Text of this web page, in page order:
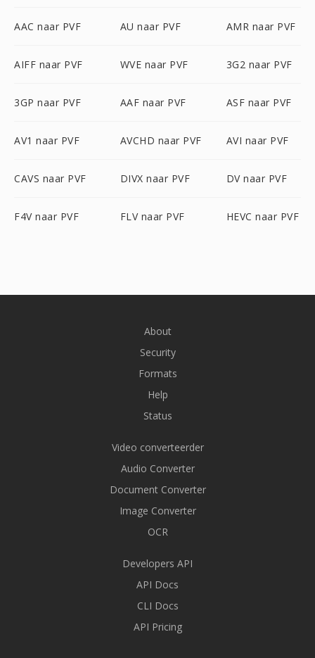
AAC naar PVF AU naar PVF AMR naar PVF
AIFF naar PVF WVE naar PVF 3G2 naar PVF
3GP naar PVF AAF naar PVF ASF naar PVF
AV1 naar PVF AVCHD naar PVF AVI naar PVF
CAVS naar PVF DIVX naar PVF DV naar PVF
F4V naar PVF FLV naar PVF HEVC naar PVF
About
Security
Formats
Help
Status
Video converteerder
Audio Converter
Document Converter
Image Converter
OCR
Developers API
API Docs
CLI Docs
API Pricing